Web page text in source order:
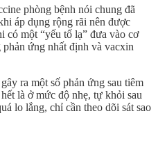
phòng bệnh nói chung đã
áp dụng rộng rãi nên được
có một “yếu tố lạ” đưa vào cơ
ứng nhất định và vacxin
ra một số phản ứng sau tiêm
là ở mức độ nhẹ, tự khỏi sau
lo lắng, chỉ cần theo dõi sát sao